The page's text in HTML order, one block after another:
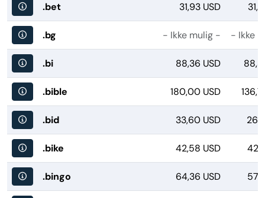
.bet 31,93 USD
.bg - Ikke mulig - - Ikke
.bi 88,36 USD
.bible 180,00 USD
.bid 33,60 USD
.bike 42,58 USD
.bingo 64,36 USD